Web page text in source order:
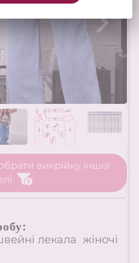
викрійку іншої
лекала жіночі